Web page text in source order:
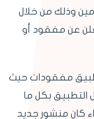
وذلك من خلال
عن مفقود أو
مفقودات حيث
بكل ما
كان منشور جديد